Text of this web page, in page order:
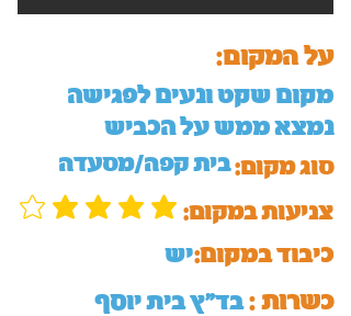
על המקום:
מקום שקט ונעים לפגישה
נמצא ממש על הכביש
סוג מקום:בית קפה/מסעדה
:צניעות במקום
ישכיבוד במקום:
בד"ץ בית יוסף כשרות :